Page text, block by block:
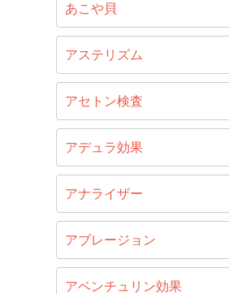
あこや貝
アステリズム
アセトン検査
アデュラ効果
アナライザー
アブレージョン
アベンチュリン効果